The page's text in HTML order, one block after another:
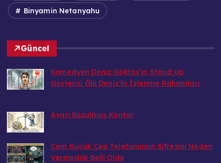
Binyamin Netanyahu
Güncel
Komedyen Deniz Göktaş’ın Stand Up
Gösterisi Ölü Deniz’in İzlenme Rakamları
Ayarı Bozulmuş Kantar
Cem Küçük Cep Telefonunun Şifresini Neden
Vermediği Belli Oldu